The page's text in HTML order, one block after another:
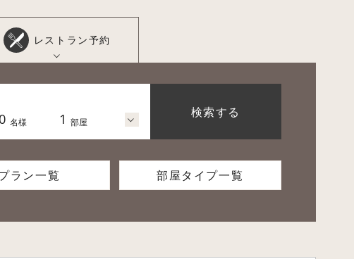
レストラン予約
0 名様 1 部屋
検索する
ラン一覧 部屋タイプ一覧